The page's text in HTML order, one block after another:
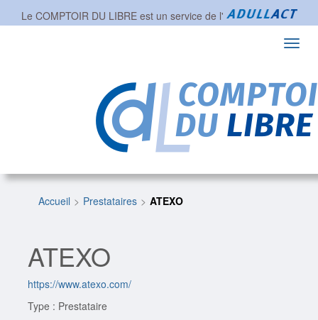
Le COMPTOIR DU LIBRE est un service de l'
Accueil Prestataires ATEXO
ATEXO
https://www.atexo.com/
Type : Prestataire